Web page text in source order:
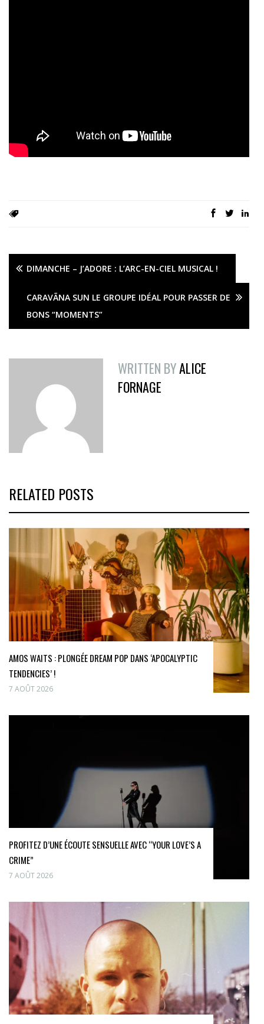
DIMANCHE – J’ADORE : L’ARC-EN-CIEL MUSICAL !
CARAVÃNA SUN LE GROUPE IDÉAL POUR PASSER DE
BONS “MOMENTS”
WRITTEN BYALICE
FORNAGE
RELATED POSTS
AMOS WAITS : PLONGÉE DREAM POP DANS ‘APOCALYPTIC
TENDENCIES’ !
7 AOÛT 2026
PROFITEZ D’UNE ÉCOUTE SENSUELLE AVEC “YOUR LOVE’S A
CRIME”
7 AOÛT 2026